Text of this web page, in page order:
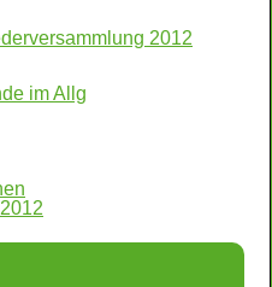
2012
im Allg